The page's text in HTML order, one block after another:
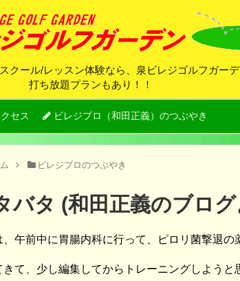
ール/レッスン体験なら、泉ビレジゴルフガー
打ち放題プランもあり！！
セス ビレジプロ（和田正義）のつぶやき
ビレジプロのつぶやき
バタ (和田正義のブロ
、午前中に胃腸内科に行って、ピロリ菌撃退の
きて、少し編集してからトレーニングしよう